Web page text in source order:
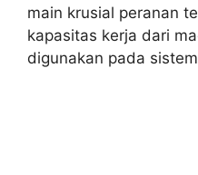
main krusial peranan
kapasitas kerja dari
digunakan pada